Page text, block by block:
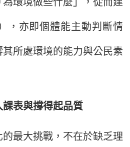
，亦即個體能主動判斷情
所處環境的能力與公民素
表與撐得起品質
最大挑戰，不在於缺乏理